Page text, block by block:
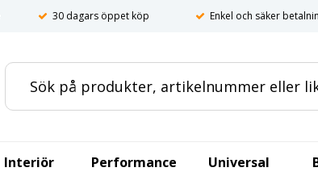
30 dagars öppet köp Enkel och säker
Interiör Performance Universal